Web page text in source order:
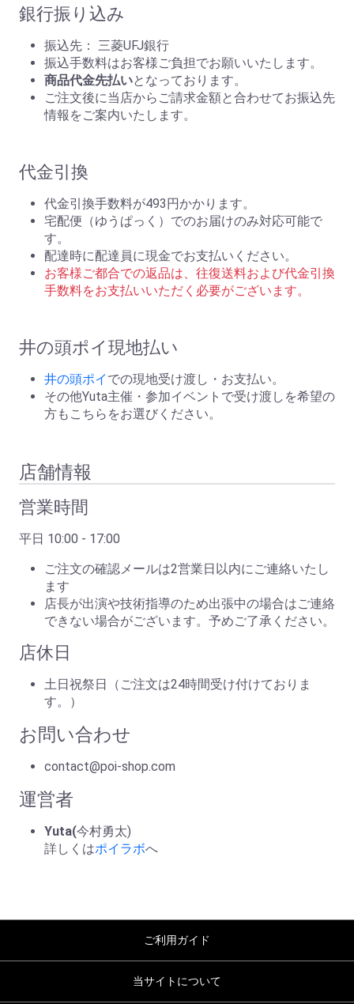
銀行振り込み
振込先： 三菱UFJ銀行
振込手数料はお客様ご負担でお願いいたします。
商品代金先払いとなっております。
ご注文後に当店からご請求金額と合わせてお振込先
情報をご案内いたします。
代金引換
代金引換手数料が493円かかります。
宅配便（ゆうぱっく）でのお届けのみ対応可能で
す。
配達時に配達員に現金でお支払いください。
お客様ご都合での返品は、往復送料および代金引換
手数料をお支払いいただく必要がございます。
井の頭ポイ現地払い
井の頭ポイ での現地受け渡し・お支払い。
その他Yuta主催・参加イベントで受け渡しを希望の
方もこちらをお選びください。
店舗情報
営業時間
平日 10:00 - 17:00
ご注文の確認メールは2営業日以内にご連絡いたし
ます
店長が出演や技術指導のため出張中の場合はご連絡
できない場合がございます。予めご了承ください。
店休日
土日祝祭日（ご注文は24時間受け付けておりま
す。）
お問い合わせ
contact@poi-shop.com
運営者
Yuta(今村勇太)
詳しくはポイラボへ
ご利用ガイド
当サイトについて